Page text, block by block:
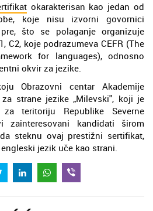
okarakterisan kao jedan od
koje nisu izvorni govornici
što se polaganje organizuje
C2, koje podrazumeva CEFR (The
for languages), odnosno
okvir za jezike.
Obrazovni centar Akademije
strane jezike „Milevski", koji je
teritoriju Republike Severne
zainteresovani kandidati širom
steknu ovaj prestižni sertifikat,
jezik uče kao strani.